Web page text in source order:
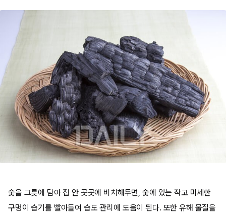
숯을 그릇에 담아 집 안 곳곳에 비치해두면, 숯에 있는 작고 미세한
구멍이 습기를 빨아들여 습도 관리에 도움이 된다. 또한 유해 물질을